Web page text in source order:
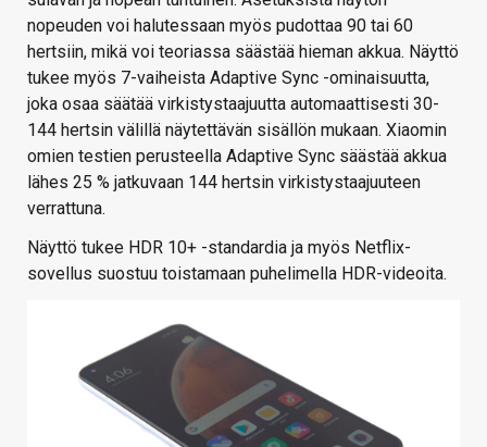
nopeuden voi halutessaan myös pudottaa 90 tai 60
hertsiin, mikä voi teoriassa säästää hieman akkua. Näyttö
tukee myös 7-vaiheista Adaptive Sync -ominaisuutta,
joka osaa säätää virkistystaajuutta automaattisesti 30-
144 hertsin välillä näytettävän sisällön mukaan. Xiaomin
omien testien perusteella Adaptive Sync säästää akkua
lähes 25 % jatkuvaan 144 hertsin virkistystaajuuteen
verrattuna.
Näyttö tukee HDR 10+ -standardia ja myös Netflix-
sovellus suostuu toistamaan puhelimella HDR-videoita.